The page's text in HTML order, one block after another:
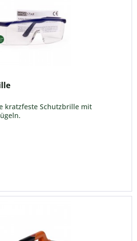
kratzfeste Schutzbrille mit